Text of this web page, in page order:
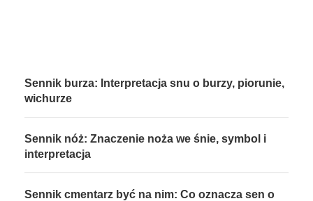
Sennik burza: Interpretacja snu o burzy, piorunie,
wichurze
Sennik nóż: Znaczenie noża we śnie, symbol i
interpretacja
Sennik cmentarz być na nim: Co oznacza sen o